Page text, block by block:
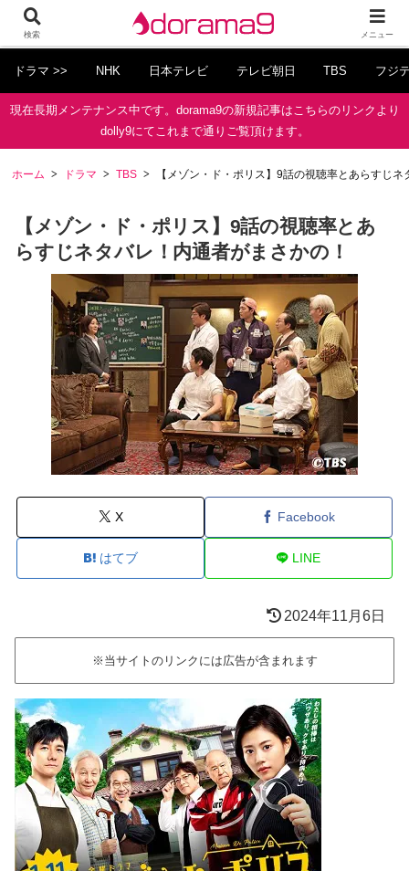
ドラマ >> NHK 日本テレビ テレビ朝日 TBS フジ
現在長期メンテナンス中です。dorama9の新規記事はこちらのリンクより
dolly9にてこれまで通りご覧頂けます。
ホーム ドラマ TBS 【メゾン・ド・ポリス】9話の視聴率とあらすじ
【メゾン・ド・ポリス】9話の視聴率とあ
らすじネタバレ！内通者がまさかの！
X Facebook
はてブ LINE
2024年11月6日
※当サイトのリンクには広告が含まれます
検索 メニュー